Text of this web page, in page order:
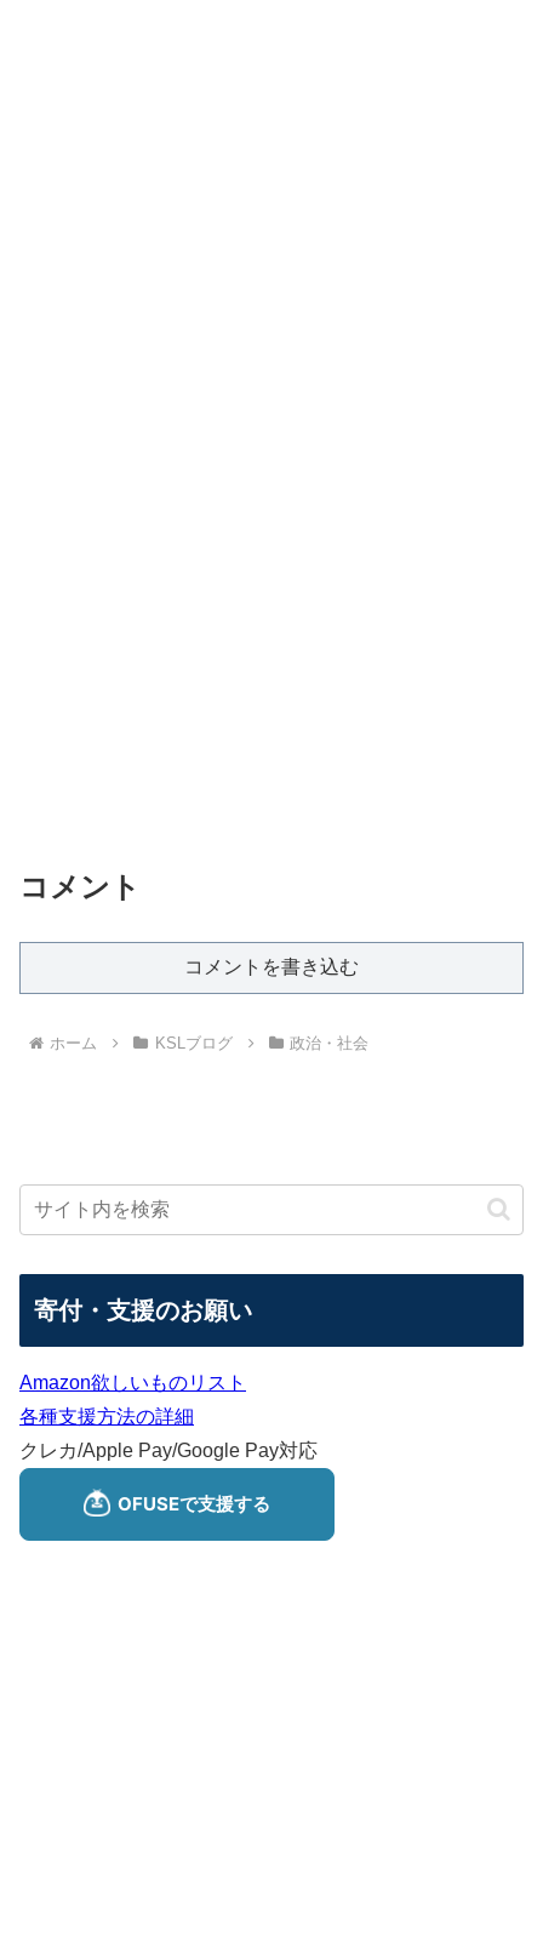
コメント
コメントを書き込む
ホーム KSLブログ 政治・社会
寄付・支援のお願い
Amazon欲しいものリスト
各種支援方法の詳細
クレカ/Apple Pay/Google Pay対応